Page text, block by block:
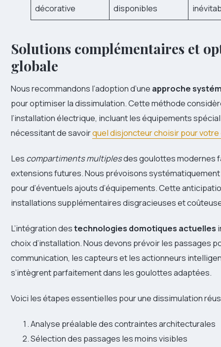
décorative
disponibles
Solutions complémentaires et
globale
Nous recommandons l’adoption d’une approche
pour optimiser la dissimulation. Cette méthode
l’installation électrique, incluant les équipements
nécessitant de savoirquel disjoncteur choisir pour
Les compartiments multiplesdes goulottes modernes
extensions futures. Nous prévoisons
pour d’éventuels ajouts d’équipements. Cette
installations supplémentaires disgracieuses et
L’intégration destechnologies domotiques actuelles
choix d’installation. Nous devons prévoir les passages
communication, les capteurs et les actionneurs
s’intègrent parfaitement dans les goulottes adaptées.
Voici les étapes essentielles pour une dissimulation
Analyse préalable des contraintes architecturales
Sélection des passages les moins visibles